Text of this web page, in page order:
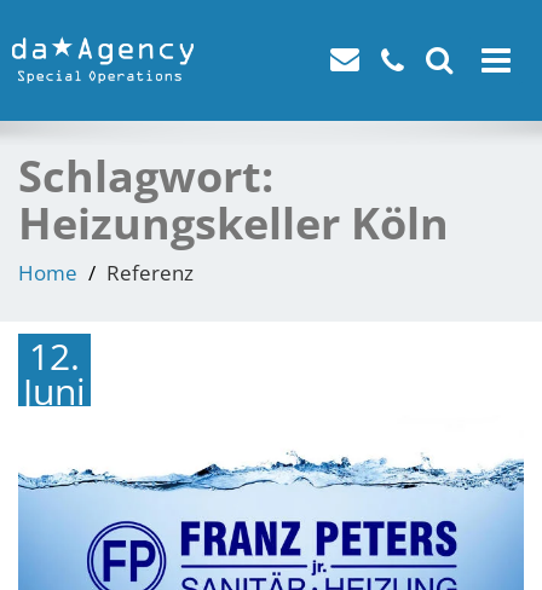
Toggle
Schlagwort:
Heizungskeller Köln
Home Referenz
12.
Juni